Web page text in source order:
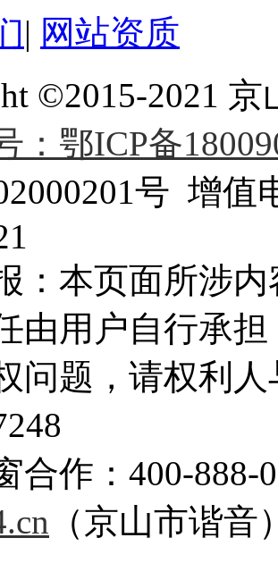
| 网站资质
©2015-2021
：鄂ICP备
号 增
：本页面所涉
由用户自行承
问题，请权利
合作：400-888-
（京山市谐音